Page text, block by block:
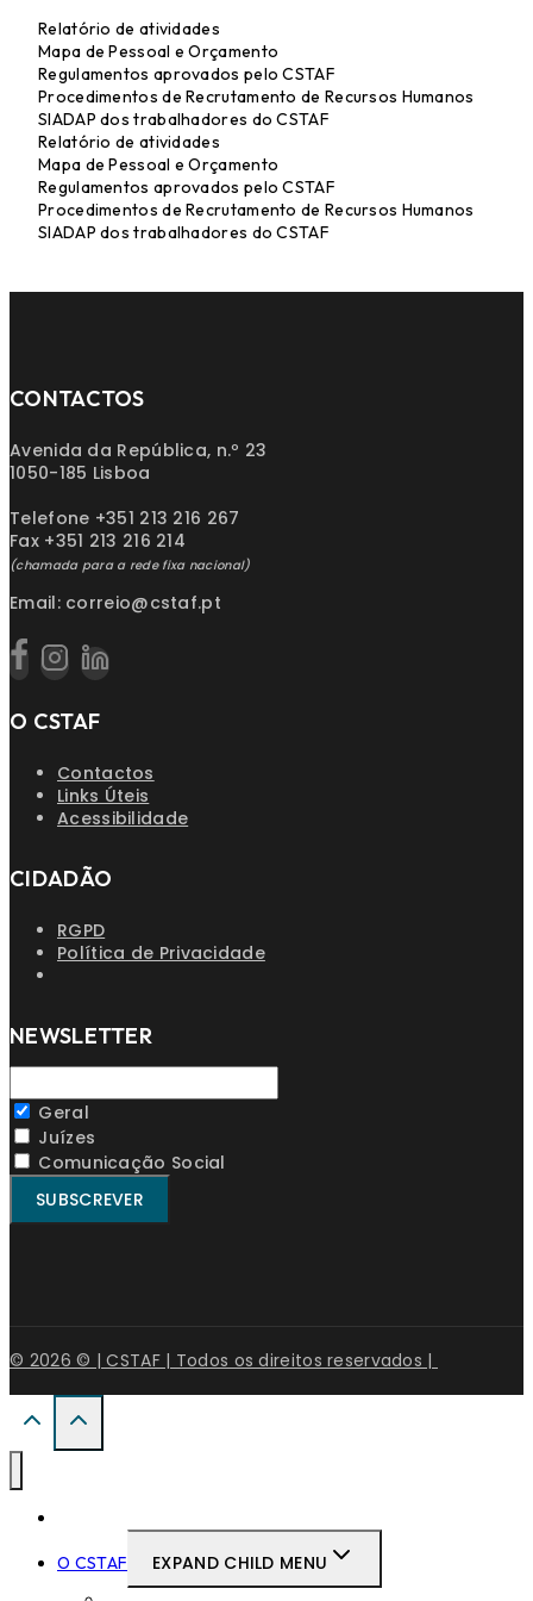
Relatório de atividades
Mapa de Pessoal e Orçamento
Regulamentos aprovados pelo CSTAF
Procedimentos de Recrutamento de Recursos Humanos
SIADAP dos trabalhadores do CSTAF
Relatório de atividades
Mapa de Pessoal e Orçamento
Regulamentos aprovados pelo CSTAF
Procedimentos de Recrutamento de Recursos Humanos
SIADAP dos trabalhadores do CSTAF
CONTACTOS
Avenida da República, n.º 23
1050-185 Lisboa
Telefone +351 213 216 267
Fax +351 213 216 214
(chamada para a rede fixa nacional)
Email: correio@cstaf.pt
O CSTAF
Contactos
Links Úteis
Acessibilidade
CIDADÃO
RGPD
Política de Privacidade
NEWSLETTER
Geral
Juízes
Comunicação Social
© 2026 © | CSTAF | Todos os direitos reservados |
O CSTAF EXPAND CHILD MENU